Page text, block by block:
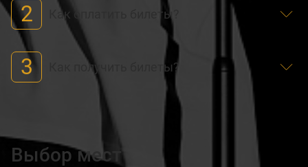
2 Как оплатить билеты?
3 Как получить билеты?
Выбор мест